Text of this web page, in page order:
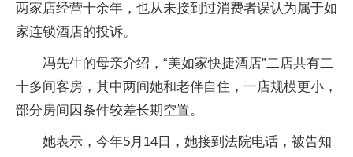
两家店经营十余年，也从未接到过消费者误认为属于如
家连锁酒店的投诉。
冯先生的母亲介绍，“美如家快捷酒店”二店共有二
十多间客房，其中两间她和老伴自住，一店规模更小，
部分房间因条件较差长期空置。
她表示，今年5月14日，她接到法院电话，被告知